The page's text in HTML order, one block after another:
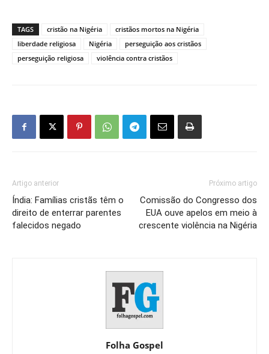
TAGS cristão na Nigéria
cristãos mortos na Nigéria
liberdade religiosa
Nigéria
perseguição aos cristãos
perseguição religiosa
violência contra cristãos
Artigo anterior
Índia: Famílias cristãs têm o
direito de enterrar parentes
falecidos negado
Próximo artigo
Comissão do Congresso dos
EUA ouve apelos em meio à
crescente violência na Nigéria
Folha Gospel